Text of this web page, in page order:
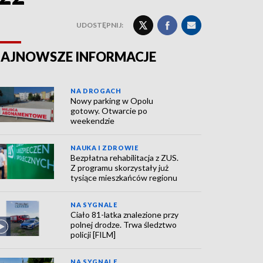
UDOSTĘPNIJ:
INFORMACJE
NA DROGACH
Nowy parking w Opolu
gotowy. Otwarcie po
weekendzie
NAUKA I ZDROWIE
Bezpłatna rehabilitacja z ZUS.
Z programu skorzystały już
tysiące mieszkańców regionu
NA SYGNALE
Ciało 81-latka znalezione przy
polnej drodze. Trwa śledztwo
policji [FILM]